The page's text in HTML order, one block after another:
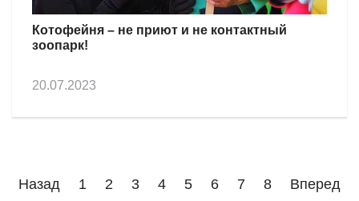
Котофейня – не приют и не контактный
зоопарк!
20.07.2023
Назад 1 2 3 4 5 6 7 8 Вперед